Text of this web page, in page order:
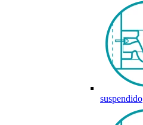
suspendido